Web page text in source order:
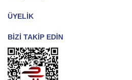
ÜYELİK
BİZİ TAKİP EDİN